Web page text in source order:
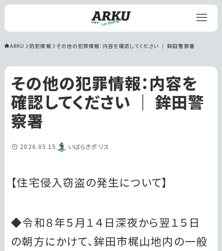
ARKU 防犯情報 その他の犯罪情報：内容を確認してください ｜ 鉾田警察署
その他の犯罪情報：内容を
確認してください ｜ 鉾田警
察署
2026.05.15 いばらきポリス
【住宅侵入窃盗の発生について】
◆令和８年５月１４日深夜から翌１５日
の朝方にかけて、鉾田市梶山地内の一般